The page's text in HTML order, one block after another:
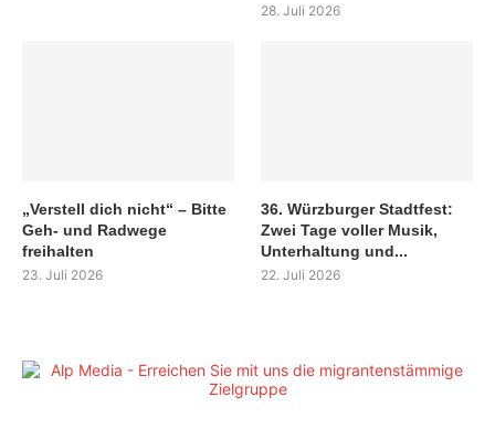
28. Juli 2026
„Verstell dich nicht“ – Bitte
Geh- und Radwege
freihalten
23. Juli 2026
36. Würzburger Stadtfest:
Zwei Tage voller Musik,
Unterhaltung und...
22. Juli 2026